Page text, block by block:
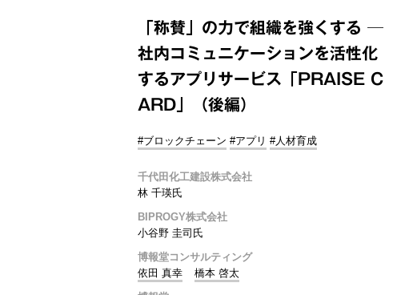
「称賛」の力で組織を強くする ─
社内コミュニケーションを活性化
するアプリサービス「PRAISE C
ARD」（後編）
#ブロックチェーン #アプリ #人材育成
千代田化工建設株式会社
林 千瑛氏
BIPROGY株式会社
小谷野 圭司氏
博報堂コンサルティング
依田 真幸
橋本 啓太